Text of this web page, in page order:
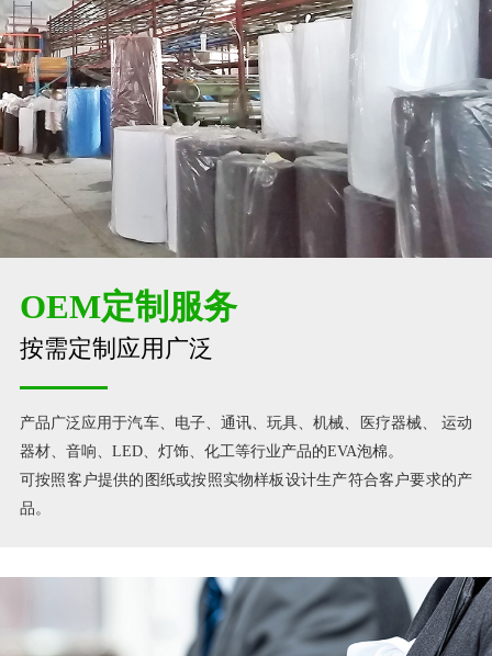
OEM定制服务
按需定制应用广泛
产品广泛应用于汽车、电子、通讯、玩具、机械、医疗器械、 运动
器材、音响、LED、灯饰、化工等行业产品的EVA泡棉。
可按照客户提供的图纸或按照实物样板设计生产符合客户要求的产
品。